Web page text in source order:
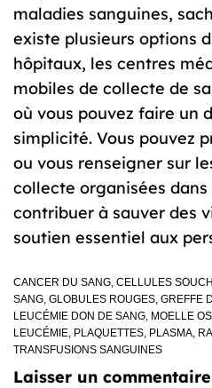
maladies sanguines,
existe plusieurs options
hôpitaux, les centres
mobiles de collecte de
où vous pouvez faire un
simplicité. Vous pouvez
ou vous renseigner sur
collecte organisées
contribuer à sauver des
soutien essentiel aux
CANCER DU SANG, CELLULES
SANG, GLOBULES ROUGES, GREFFE
LEUCÉMIE DON DE SANG, MOELLE
LEUCÉMIE, PLAQUETTES, PLASMA,
TRANSFUSIONS SANGUINES
Laisser un commentaire